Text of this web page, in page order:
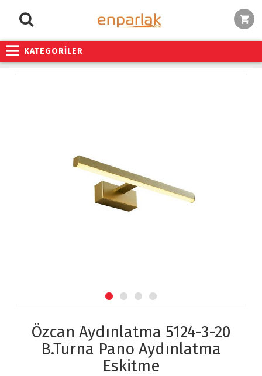
KATEGORİLER
Özcan Aydınlatma 5124-3-20
B.Turna Pano Aydınlatma
Eskitme